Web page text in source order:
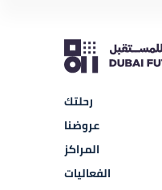
رحلتك
عروضنا
المراكز
الفعاليات